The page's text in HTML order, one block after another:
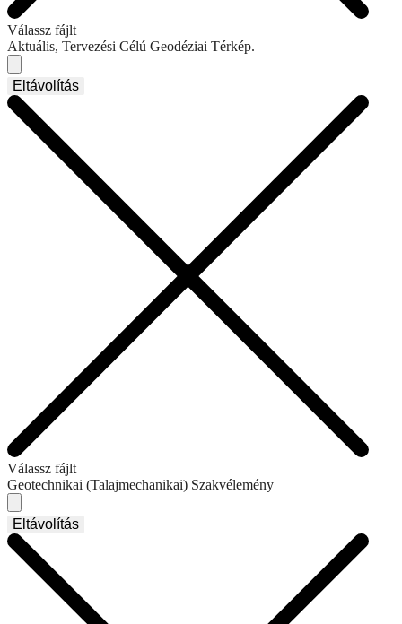
Válassz fájlt
Aktuális, Tervezési Célú Geodéziai Térkép.
Eltávolítás
Válassz fájlt
Geotechnikai (Talajmechanikai) Szakvélemény
Eltávolítás